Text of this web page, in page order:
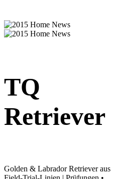
TQ
Retriever
Golden & Labrador Retriever aus